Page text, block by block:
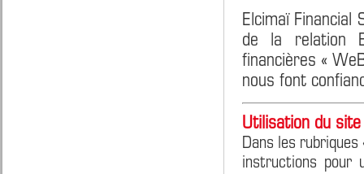
Elcimaï Financial
de la relation
financières «
nous font
Utilisation du
Dans les
instructions pour